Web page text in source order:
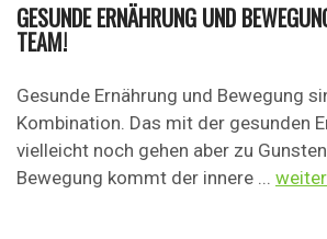
GESUNDE ERNÄHRUNG UND
TEAM!
Gesunde Ernährung und Bewegung
Kombination. Das mit der gesunden
vielleicht noch gehen aber zu
Bewegung kommt der innere ...